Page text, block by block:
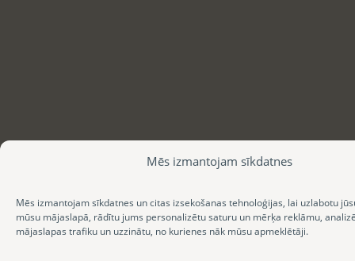
Mēs izmantojam sīkdatnes
Mēs izmantojam sīkdatnes un citas izsekošanas tehnoloģijas, lai uzlabotu
mūsu mājaslapā, rādītu jums personalizētu saturu un mērķa reklāmu,
mājaslapas trafiku un uzzinātu, no kurienes nāk mūsu apmeklētāji.